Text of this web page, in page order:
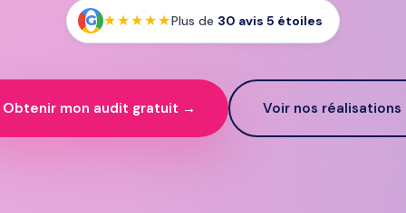
G ★★★★★Plus de 30 avis 5 étoiles
Obtenir mon audit gratuit → Voir nos réalisations